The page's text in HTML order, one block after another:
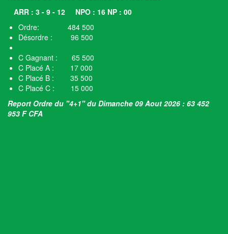
ARR : 3 - 9 - 12 NPO : 16 NP : 00
Ordre: 484 500
Désordre : 96 500
C Gagnant : 65 500
C Placé A : 17 000
C Placé B : 35 500
C Placé C : 15 000
Report Ordre du "4+1" du Dimanche 09 Aout 2026 : 63 452
953 F CFA